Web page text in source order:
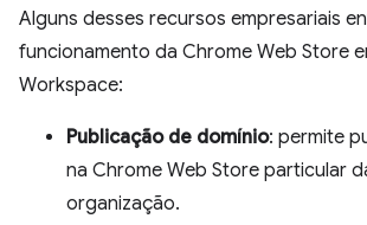
Alguns desses recursos empresariais
funcionamento da Chrome Web Store
Workspace:
Publicação de domínio: permite
na Chrome Web Store particular
organização.